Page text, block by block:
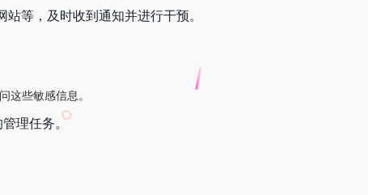
等，及时收到通知并进行干预。
这些敏感信息。
理任务。